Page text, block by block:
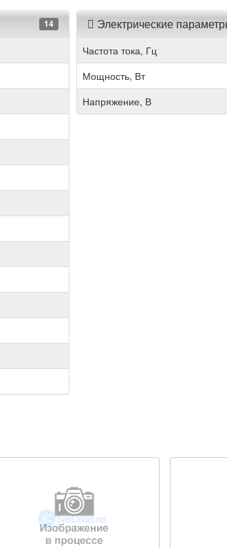
14 Электрические
Частота тока, Гц
Мощность, Вт
Напряжение, В